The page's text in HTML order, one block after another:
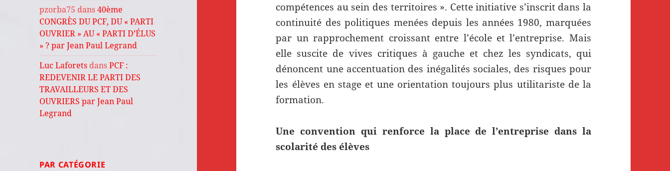
pzorba75 dans40ème
CONGRÈS DU PCF, DU « PARTI
OUVRIER » AU « PARTI D’ÉLUS
» ? par Jean Paul Legrand
Luc Laforets dansPCF :
REDEVENIR LE PARTI DES
TRAVAILLEURS ET DES
OUVRIERS par Jean Paul
Legrand
PAR CATÉGORIE
compétences au sein des territoires ». Cette initiative s’inscrit dans la
continuité des politiques menées depuis les années 1980, marquées
par un rapprochement croissant entre l’école et l’entreprise. Mais
elle suscite de vives critiques à gauche et chez les syndicats, qui
dénoncent une accentuation des inégalités sociales, des risques pour
les élèves en stage et une orientation toujours plus utilitariste de la
formation.
Une convention qui renforce la place de l’entreprise dans la
scolarité des élèves